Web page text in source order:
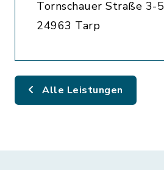
Tornschauer Straße 3-5
24963 Tarp
Alle Leistungen